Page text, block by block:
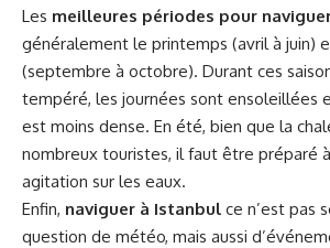
Les meilleures périodes pour
généralement le printemps (avril à juin)
(septembre à octobre). Durant ces
tempéré, les journées sont ensoleillées
est moins dense. En été, bien que la
nombreux touristes, il faut être préparé
agitation sur les eaux.
Enfin, naviguer à Istanbul ce n’est pas
question de météo, mais aussi